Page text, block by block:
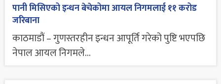
पानी मिसिएको इन्धन बेचेकोमा आयल निगमलाई ११ करोड
जरिबाना
काठमाडौं – गुणस्तरहीन इन्धन आपूर्ति गरेको पुष्टि भएपछि
नेपाल आयल निगमले...